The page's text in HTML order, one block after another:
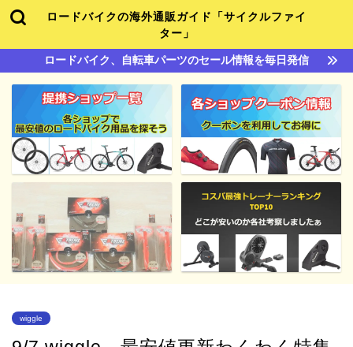
ロードバイクの海外通販ガイド「サイクルファイ
ター」
ロードバイク、自転車パーツのセール情報を毎日発信
wiggle